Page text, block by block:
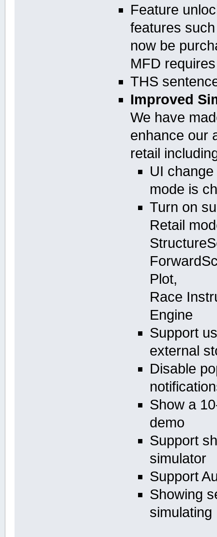
Feature
features
now be
MFD
THS
Improved
We have
enhance our
retail
UI
mode is
Turn on
Retail
Plot,
Race
Engine
Support
external
Disable
Show a
demo
Support
simulator
Support
Showing
simulating